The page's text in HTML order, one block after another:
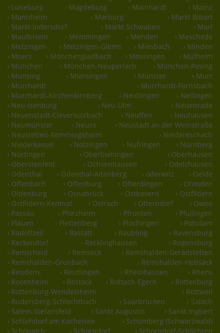
› Lüneburg
› Magdeburg › Mainhardt
› Mainz
› Mannheim
› Marburg
› Markt Bibart
› Markt Indersdorf
› Markt Schwaben
› Marl
› Maulbronn
› Memmingen › Menden
› Meschede
› Metzingen
› Metzingen-Glems › Miesbach
› Minden
› Moers
› Mönchengladbach › Mössingen
› Mülheim
› München
› München-Neuperlach
› München-Pasing
› Münsing
› Münsingen › Münster
› Murr
› Murrhardt
› Murrhardt-Fornsbach
› Murrhardt-Kirchenkirnberg
› Neidlingen
› Nellingen
› Neu-Isenburg
› Neu-Ulm
› Neuenrade
› Neuenstadt-Cleversulzbach
› Neuffen
› Neuhausen
› Neumünster
› Neuss
› Neustadt an der Weinstraße
› Neustetten-Remmingsheim
› Niedereschach
› Niederkassel
› Notzingen › Nufringen
› Nürnberg
› Nürtingen
› Oberboihingen
› Oberhausen
› Oberstenfeld
› Ochsenhausen
› Odelzhausen
› Odenthal
› Odenthal-Altenberg › oderwitz
› Oelde
› Offenbach
› Offenburg › Ofterdingen
› Ohmden
› Oldenburg
› Osnabrück › Ostbevern
› Ostfildern
› Ostfildern-Kemnat
› Ostrach › Otterndorf
› Owen
› Passau
› Pforzheim › Pfronten
› Pfullingen
› Plauen
› Plettenberg › Plochingen
› Potsdam
› Radolfzell
› Rastatt › Raubling
› Ravensburg
› Reckendorf
› Recklinghausen
› Regensburg
› Remscheid
› Remseck
› Remshalden-Geradstetten
› Remshalden-Grunbach
› Remshalden-Hebsack
› Reudern
› Reutlingen › Rheinhausen
› Rhens
› Rosenheim
› Rostock › Rottach-Egern
› Rottenburg
› Rottenburg-Wendelsheim
› Rottweil
› Rudersberg-Schlechtbach
› Saarbrücken
› Salach
› Salem-Stefansfeld
› Sankt Augustin
› Sankt Ingbert
› Schlehdorf am Kochelsee
› Schömberg (Schwarzwald)
› Schönaich
› Schorndorf
› Schorndorf-Schlichten